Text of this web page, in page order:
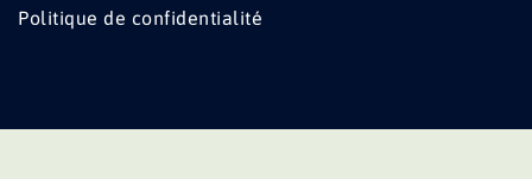
Politique de confidentialité